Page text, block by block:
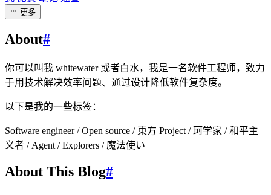
更多
About#
你可以叫我 whitewater 或者白水，我是一名软件工程师，致力
于用技术解决效率问题、通过设计降低软件复杂度。
以下是我的一些标签：
Software engineer / Open source / 東方 Project / 珂学家 / 和平主
义者 / Agent / Explorers / 魔法使い
About This Blog#